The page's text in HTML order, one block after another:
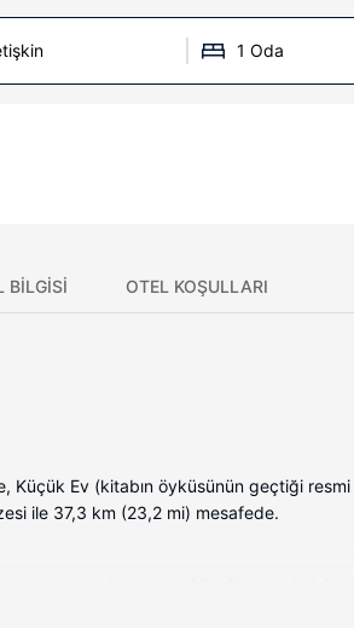
1 Oda
BILGISI OTEL KOŞULLARI
Ev (kitabın öyküsünün geçtiği
ile 37,3 km (23,2 mi) mesafede.
kozmetik ürünleri. Misafirlere masa gibi